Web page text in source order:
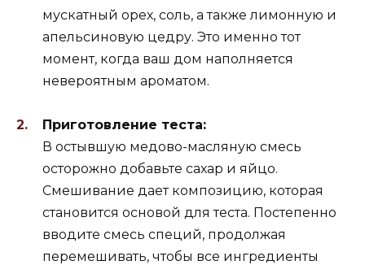
мускатный орех, соль, а также лимонную и
апельсиновую цедру. Это именно тот
момент, когда ваш дом наполняется
невероятным ароматом.
Приготовление теста:
В остывшую медово-масляную смесь
осторожно добавьте сахар и яйцо.
Смешивание дает композицию, которая
становится основой для теста. Постепенно
вводите смесь специй, продолжая
перемешивать, чтобы все ингредиенты